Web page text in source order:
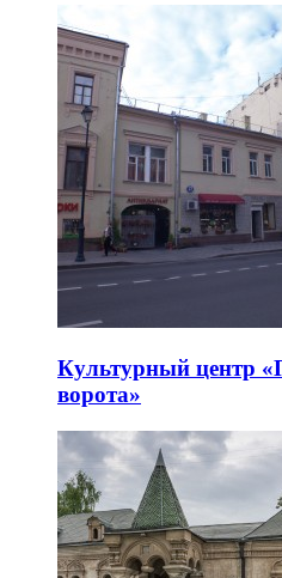
Культурный центр
ворота»